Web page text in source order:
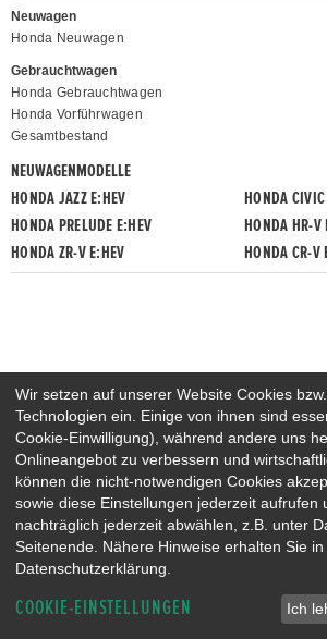
Neuwagen
Honda Neuwagen
Gebrauchtwagen
Honda Gebrauchtwagen
Honda Vorführwagen
Gesamtbestand
NEUWAGENMODELLE
HONDA JAZZ E:HEV
HONDA
HONDA PRELUDE E:HEV
HONDA HR-V
HONDA ZR-V E:HEV
HONDA CR-V
Wir setzen auf unserer Website Cookies
Technologien ein. Einige von ihnen sind
Cookie-Einwilligung), während andere uns
Onlineangebot zu verbessern und
können die nicht-notwendigen Cookies
sowie diese Einstellungen jederzeit aufrufen
nachträglich jederzeit abwählen, z.B. unter
Seitenende. Nähere Hinweise erhalten Sie
Datenschutzerklärung.
COOKIE-EINSTELLUNGEN Ich